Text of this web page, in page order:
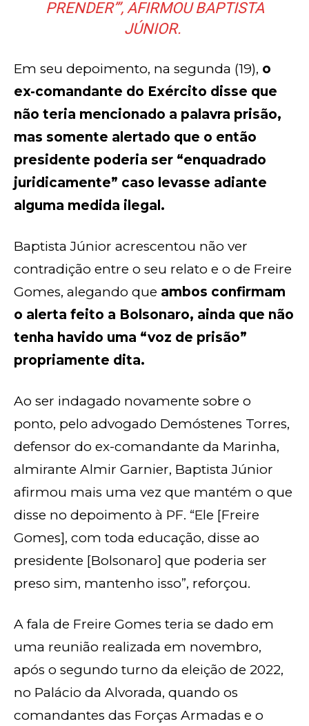
PRENDER’”, AFIRMOU BAPTISTA
JÚNIOR.
Em seu depoimento, na segunda (19), o
ex-comandante do Exército disse que
não teria mencionado a palavra prisão,
mas somente alertado que o então
presidente poderia ser “enquadrado
juridicamente” caso levasse adiante
alguma medida ilegal.
Baptista Júnior acrescentou não ver
contradição entre o seu relato e o de Freire
Gomes, alegando que ambos confirmam
o alerta feito a Bolsonaro, ainda que não
tenha havido uma “voz de prisão”
propriamente dita.
Ao ser indagado novamente sobre o
ponto, pelo advogado Demóstenes Torres,
defensor do ex-comandante da Marinha,
almirante Almir Garnier, Baptista Júnior
afirmou mais uma vez que mantém o que
disse no depoimento à PF. “Ele [Freire
Gomes], com toda educação, disse ao
presidente [Bolsonaro] que poderia ser
preso sim, mantenho isso”, reforçou.
A fala de Freire Gomes teria se dado em
uma reunião realizada em novembro,
após o segundo turno da eleição de 2022,
no Palácio da Alvorada, quando os
comandantes das Forças Armadas e o